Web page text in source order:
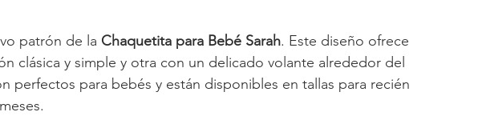
patrón de la Chaquetita para Bebé Sarah. Este diseño ofrece
clásica y simple y otra con un delicado volante alrededor del
perfectos para bebés y están disponibles en tallas para recién